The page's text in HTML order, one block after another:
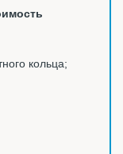
кольца;